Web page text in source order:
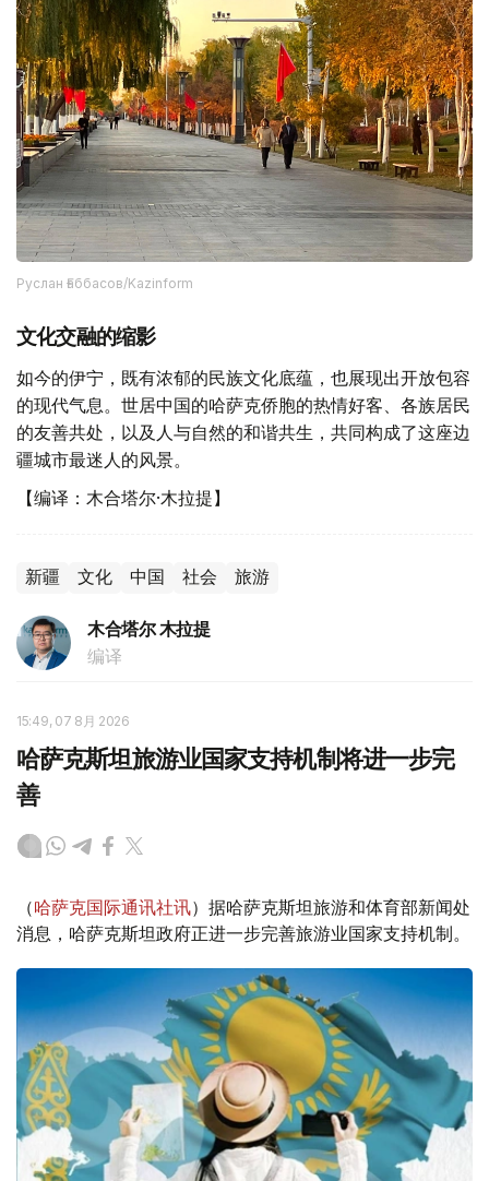
Руслан Ғаббасов/Kazinform
文化交融的缩影
如今的伊宁，既有浓郁的民族文化底蕴，也展现出开放包容
的现代气息。世居中国的哈萨克侨胞的热情好客、各族居民
的友善共处，以及人与自然的和谐共生，共同构成了这座边
疆城市最迷人的风景。
【编译：木合塔尔·木拉提】
新疆 文化 中国 社会 旅游
木合塔尔 木拉提
编译
15:49, 07 8月 2026
哈萨克斯坦旅游业国家支持机制将进一步完
善
（哈萨克国际通讯社讯）据哈萨克斯坦旅游和体育部新闻处
消息，哈萨克斯坦政府正进一步完善旅游业国家支持机制。